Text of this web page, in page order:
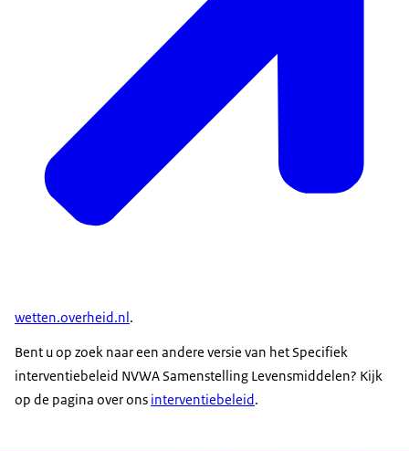
wetten.overheid.nl .
Bent u op zoek naar een andere versie van het Specifiek
interventiebeleid NVWA Samenstelling Levensmiddelen? Kijk
op de pagina over ons interventiebeleid.